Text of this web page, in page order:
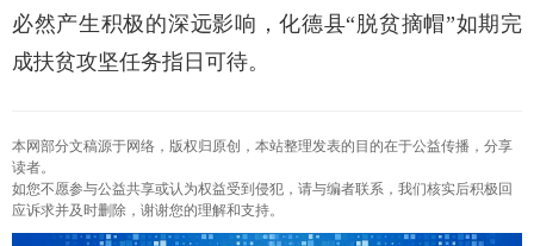
必然产生积极的深远影响，化德县“脱贫摘帽”如期完
成扶贫攻坚任务指日可待。
本网部分文稿源于网络，版权归原创，本站整理发表的目的在于公益传播，分享
读者。
如您不愿参与公益共享或认为权益受到侵犯，请与编者联系，我们核实后积极回
应诉求并及时删除，谢谢您的理解和支持。